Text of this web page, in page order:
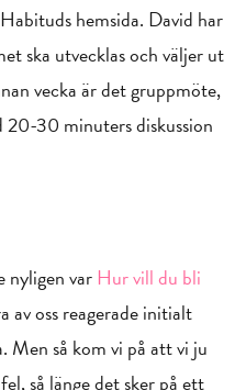
hemsida. David har
ska utvecklas och väljer ut
vecka är det gruppmöte,
30 minuters diskussion
nyligen varHur vill du bli
av oss reagerade initialt
Men så kom vi på att vi ju
så länge det sker på ett